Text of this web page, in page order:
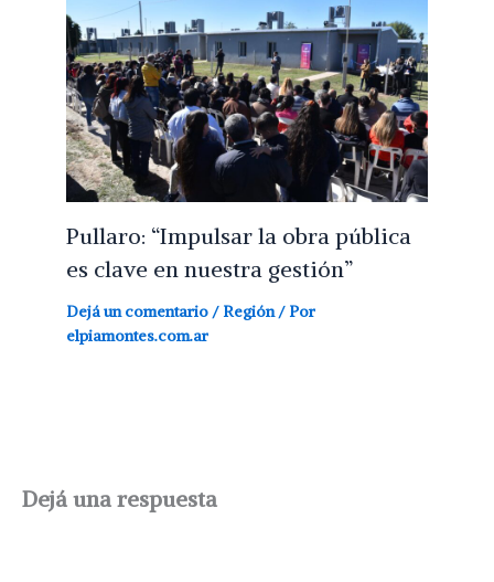
Pullaro: “Impulsar la obra pública
es clave en nuestra gestión”
Dejá un comentario /Región/ Por
elpiamontes.com.ar
Dejá una respuesta